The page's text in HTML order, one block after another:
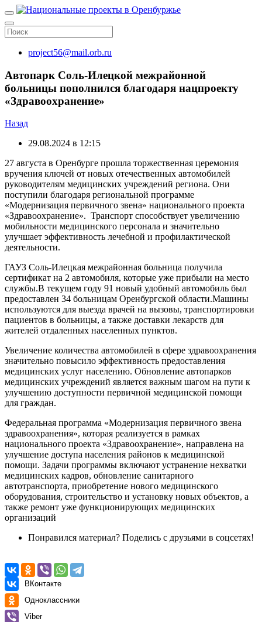
project56@mail.orb.ru
Автопарк Соль-Илецкой межрайонной
больницы пополнился благодаря нацпроекту
«Здравоохранение»
Назад
29.08.2024 в 12:15
27 августа в Оренбурге прошла торжественная церемония
вручения ключей от новых отечественных автомобилей
руководителям медицинских учреждений региона. Они
поступили благодаря региональной программе
«Модернизация первичного звена» национального проекта
«Здравоохранение». Транспорт способствует увеличению
мобильности медицинского персонала и значительно
улучшает эффективность лечебной и профилактической
деятельности.
ГАУЗ Соль-Илецкая межрайонная больница получила
сертификат на 2 автомобиля, которые уже прибыли на место
службы.В текущем году 91 новый удобный автомобиль был
предоставлен 34 больницам Оренбургской области.Машины
используются для выезда врачей на вызовы, транспортировки
пациентов в больницы, а также доставки лекарств для
жителей отдаленных населенных пунктов.
Увеличение количества автомобилей в сфере здравоохранения
значительно повысило эффективность предоставления
медицинских услуг населению. Обновление автопарков
медицинских учреждений является важным шагом на пути к
улучшению доступности первичной медицинской помощи
для граждан.
Федеральная программа «Модернизация первичного звена
здравоохранения», которая реализуется в рамках
национального проекта «Здравоохранение», направлена на
улучшение доступа населения районов к медицинской
помощи. Задачи программы включают устранение нехватки
медицинских кадров, обновление санитарного
автотранспорта, приобретение нового медицинского
оборудования, строительство и установку новых объектов, а
также ремонт уже функционирующих медицинских
организаций
Понравился материал? Поделись с друзьями в соцсетях!
ВКонтакте
Одноклассники
Viber